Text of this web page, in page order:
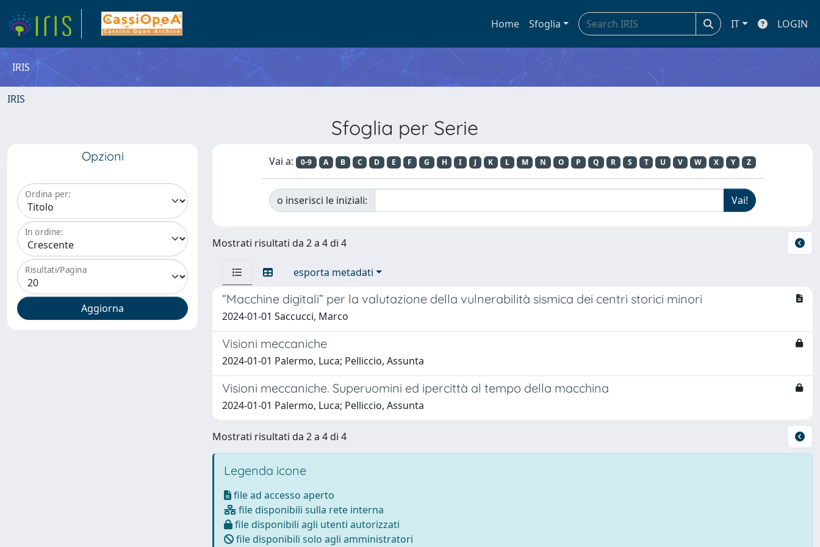
Home Sfoglia IT LOGIN
IRIS
IRIS
Sfoglia per Serie
Opzioni
Ordina per:
In ordine:
Risultati/Pagina
Vai a: 0-9 A B C D E F G H I J K L M N O P Q R S T U V W X Y Z
o inserisci le iniziali:
Mostrati risultati da 2 a 4 di 4
esporta metadati
“Macchine digitali” per la valutazione della vulnerabilità sismica dei centri storici minori
2024-01-01 Saccucci, Marco
Visioni meccaniche
2024-01-01 Palermo, Luca; Pelliccio, Assunta
Visioni meccaniche. Superuomini ed ipercittà al tempo della macchina
2024-01-01 Palermo, Luca; Pelliccio, Assunta
Mostrati risultati da 2 a 4 di 4
Legenda icone
file ad accesso aperto
file disponibili sulla rete interna
file disponibili agli utenti autorizzati
file disponibili solo agli amministratori